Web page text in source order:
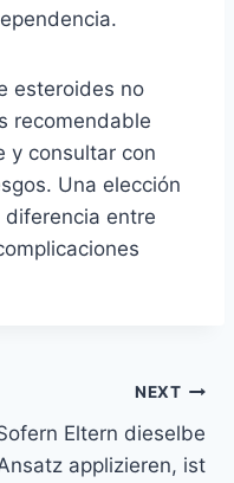
esteroides no
recomendable
y consultar con
Una elección
entre
NEXT
Eltern dieselbe
applizieren, ist